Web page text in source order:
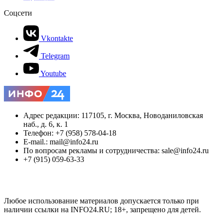
Соцсети
Vkontakte
Telegram
Youtube
Адрес редакции: 117105, г. Москва, Новоданиловская
наб., д. 6, к. 1
Телефон: +7 (958) 578-04-18
E-mail.: mail@info24.ru
По вопросам рекламы и сотрудничества: sale@info24.ru
+7 (915) 059-63-33
Любое использование материалов допускается только при
наличии ссылки на INFO24.RU; 18+, запрещено для детей.